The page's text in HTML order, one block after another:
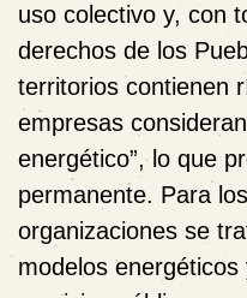
uso colectivo y, con
derechos de los
territorios contienen
empresas
energético”, lo que
permanente. Para
organizaciones se
modelos